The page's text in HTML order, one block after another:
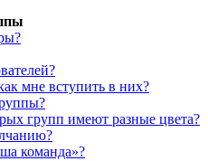
мне вступить в них?
групп имеют разные цвета?
команда»?